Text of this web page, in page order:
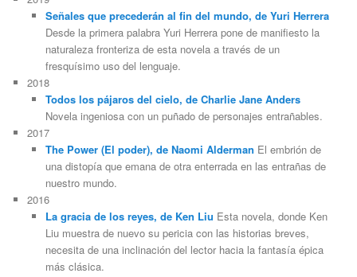
Señales que precederán al fin del mundo, de Yuri Herrera
Desde la primera palabra Yuri Herrera pone de manifiesto la
naturaleza fronteriza de esta novela a través de un
fresquísimo uso del lenguaje.
2018
Todos los pájaros del cielo, de Charlie Jane Anders
Novela ingeniosa con un puñado de personajes entrañables.
2017
The Power (El poder), de Naomi Alderman El embrión de
una distopía que emana de otra enterrada en las entrañas de
nuestro mundo.
2016
La gracia de los reyes, de Ken Liu Esta novela, donde Ken
Liu muestra de nuevo su pericia con las historias breves,
necesita de una inclinación del lector hacia la fantasía épica
más clásica.